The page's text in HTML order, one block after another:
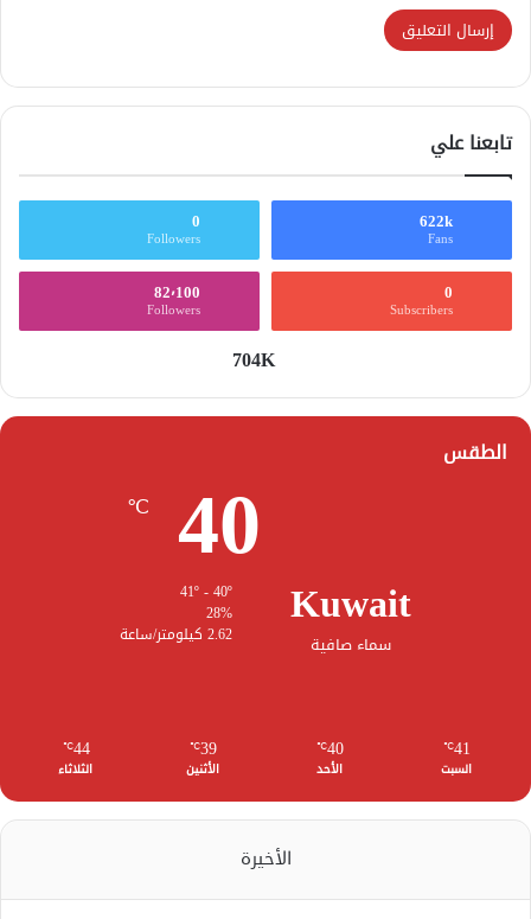
تابعنا علي
622k
Fans
0
Followers
0
Subscribers
82٬100
Followers
704K
الطقس
Kuwait
سماء صافية
40
℃
28%
2.62 كيلومتر/ساعة
41
℃
السبت
40
℃
الأحد
39
℃
الأثنين
44
℃
الثلاثاء
الأخيرة